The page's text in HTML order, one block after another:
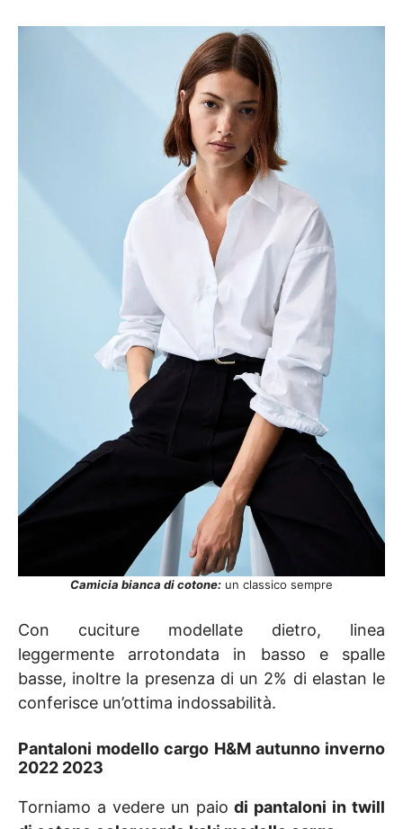
Camicia bianca di cotone: un classico sempre
Con cuciture modellate dietro, linea
leggermente arrotondata in basso e spalle
basse, inoltre la presenza di un 2% di elastan le
conferisce un’ottima indossabilità.
Pantaloni modello cargo H&M autunno inverno
2022 2023
Torniamo a vedere un paiodi pantaloni in twill